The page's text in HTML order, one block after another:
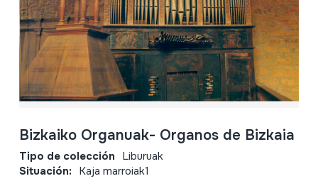
Bizkaiko Organuak- Organos de Bizkaia
Tipo de colección Liburuak
Situación: Kaja marroiak1